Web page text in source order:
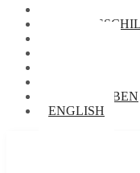
BRIEFTAUBEN
ENGLISH